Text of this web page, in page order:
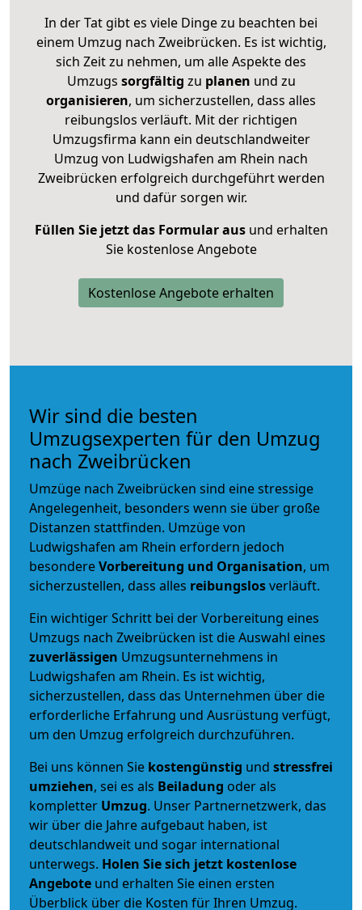
In der Tat gibt es viele Dinge zu beachten bei
einem Umzug nach Zweibrücken. Es ist wichtig,
sich Zeit zu nehmen, um alle Aspekte des
Umzugs sorgfältig zu planen und zu
organisieren, um sicherzustellen, dass alles
reibungslos verläuft. Mit der richtigen
Umzugsfirma kann ein deutschlandweiter
Umzug von Ludwigshafen am Rhein nach
Zweibrücken erfolgreich durchgeführt werden
und dafür sorgen wir.
Füllen Sie jetzt das Formular ausund erhalten
Sie kostenlose Angebote
Kostenlose Angebote erhalten
Wir sind die besten
Umzugsexperten für den Umzug
nach Zweibrücken
Umzüge nach Zweibrücken sind eine stressige
Angelegenheit, besonders wenn sie über große
Distanzen stattfinden. Umzüge von
Ludwigshafen am Rhein erfordern jedoch
besondereVorbereitung und Organisation, um
sicherzustellen, dass alles reibungslosverläuft.
Ein wichtiger Schritt bei der Vorbereitung eines
Umzugs nach Zweibrücken ist die Auswahl eines
zuverlässigen Umzugsunternehmens in
Ludwigshafen am Rhein. Es ist wichtig,
sicherzustellen, dass das Unternehmen über die
erforderliche Erfahrung und Ausrüstung verfügt,
um den Umzug erfolgreich durchzuführen.
Bei uns können Sie kostengünstig und stressfrei
umziehen, sei es als Beiladung oder als
kompletter Umzug. Unser Partnernetzwerk, das
wir über die Jahre aufgebaut haben, ist
deutschlandweit und sogar international
unterwegs. Holen Sie sich jetzt kostenlose
Angebote und erhalten Sie einen ersten
Überblick über die Kosten für Ihren Umzug.